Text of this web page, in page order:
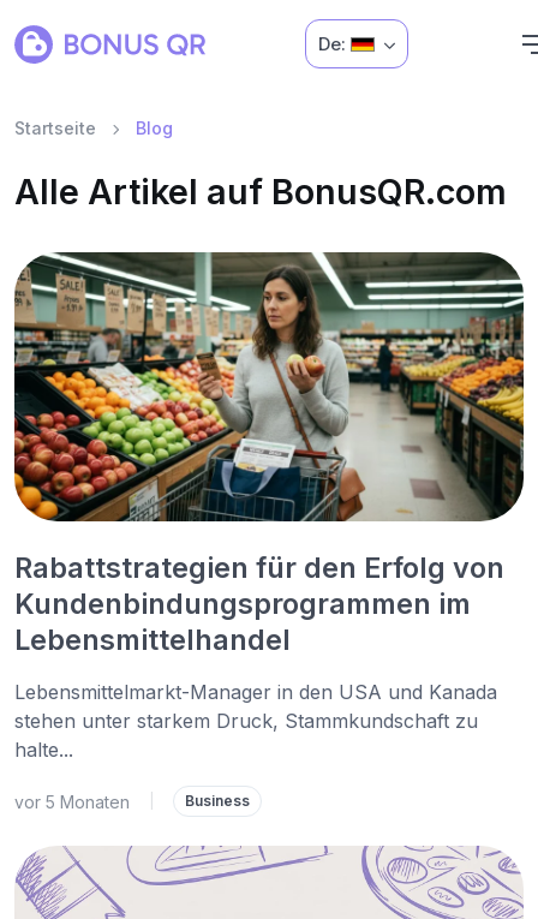
De:
Startseite Blog
Alle Artikel auf BonusQR.com
Rabattstrategien für den Erfolg von
Kundenbindungsprogrammen im
Lebensmittelhandel
Lebensmittelmarkt-Manager in den USA und Kanada
stehen unter starkem Druck, Stammkundschaft zu
halte...
vor 5 Monaten Business